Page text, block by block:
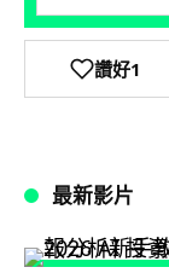
讚好1
最新影片